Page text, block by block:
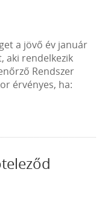
a jövő év január
aki rendelkezik
Rendszer
érvényes, ha: